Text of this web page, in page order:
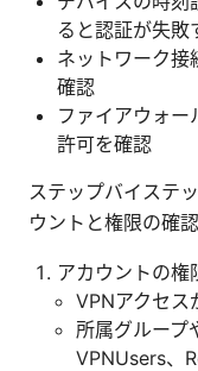
ると認証が失敗
ネットワーク接
確認
ファイアウォー
許可を確認
ステップバイステ
ウントと権限の確認
アカウントの権
VPNアクセス
所属グループ
VPNUsers、